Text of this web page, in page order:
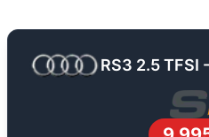
RS3 2.5 TFSI